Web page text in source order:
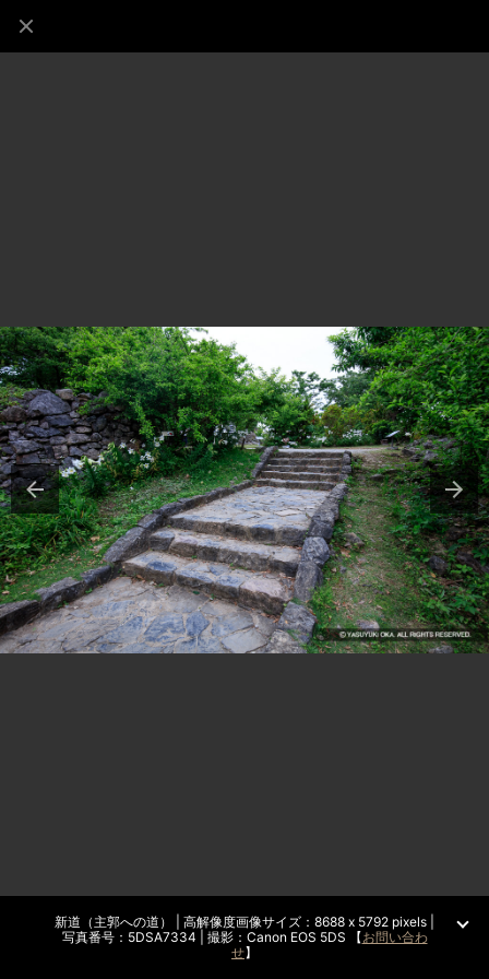
新道（主郭への道） | 高解像度画像サイズ：8688 x 5792 pixels |
写真番号：5DSA7334 | 撮影：Canon EOS 5DS 【お問い合わ
せ】